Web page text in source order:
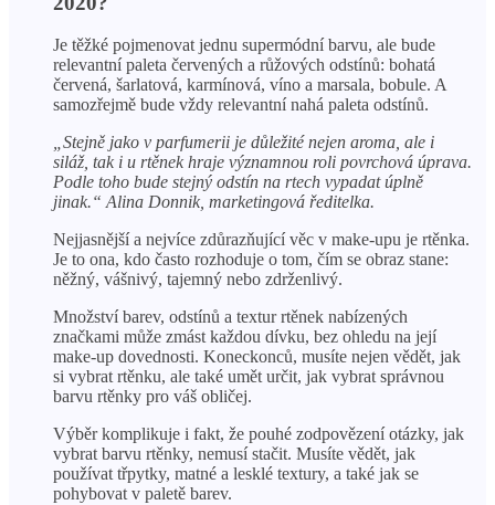
Je těžké pojmenovat jednu supermódní barvu, ale bude
relevantní paleta červených a růžových odstínů: bohatá
červená, šarlatová, karmínová, víno a marsala, bobule. A
samozřejmě bude vždy relevantní nahá paleta odstínů.
„Stejně jako v parfumerii je důležité nejen aroma, ale i
siláž, tak i u rtěnek hraje významnou roli povrchová úprava.
Podle toho bude stejný odstín na rtech vypadat úplně
jinak.“ Alina Donnik, marketingová ředitelka.
Nejjasnější a nejvíce zdůrazňující věc v make-upu je rtěnka.
Je to ona, kdo často rozhoduje o tom, čím se obraz stane:
něžný, vášnivý, tajemný nebo zdrženlivý.
Množství barev, odstínů a textur rtěnek nabízených
značkami může zmást každou dívku, bez ohledu na její
make-up dovednosti. Koneckonců, musíte nejen vědět, jak
si vybrat rtěnku, ale také umět určit, jak vybrat správnou
barvu rtěnky pro váš obličej.
Výběr komplikuje i fakt, že pouhé zodpovězení otázky, jak
vybrat barvu rtěnky, nemusí stačit. Musíte vědět, jak
používat třpytky, matné a lesklé textury, a také jak se
pohybovat v paletě barev.